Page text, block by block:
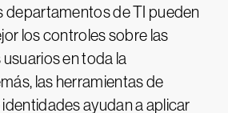
departamentos de TI pueden
los controles sobre las
en toda la
las herramientas de
ayudan a aplicar